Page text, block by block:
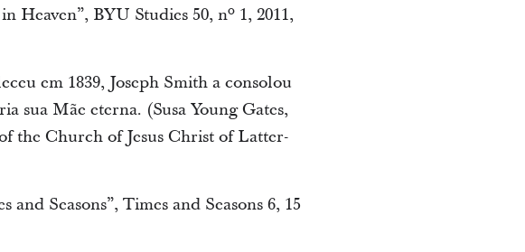
BYU Studies 50, nº 1, 2011,
em 1839, Joseph Smith a consolou
sua Mãe eterna. (Susa Young Gates,
the Church of Jesus Christ of Latter-
Seasons”, Times and Seasons 6, 15